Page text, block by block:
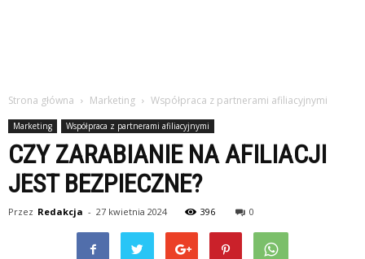
Strona główna Marketing Współpraca z partnerami afiliacyjnymi
Marketing Współpraca z partnerami afiliacyjnymi
CZY ZARABIANIE NA AFILIACJI
JEST BEZPIECZNE?
Przez Redakcja - 27 kwietnia 2024 396 0